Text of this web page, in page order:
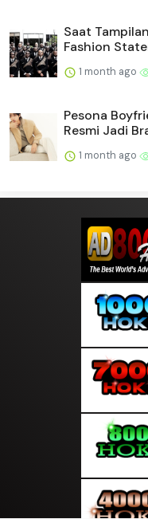
Saat
Fashion
1 month ago
Pesona
Resmi Jadi
1 month ago